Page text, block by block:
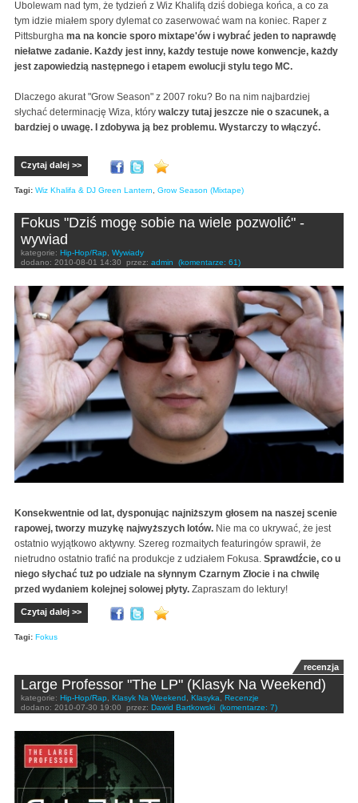
Ubolewam nad tym, że tydzień z Wiz Khalifą dziś dobiega końca, a co za
tym idzie miałem spory dylemat co zaserwować wam na koniec. Raper z
Pittsburgha ma na koncie sporo mixtape'ów i wybrać jeden to naprawdę
niełatwe zadanie. Każdy jest inny, każdy testuje nowe konwencje, każdy
jest zapowiedzią następnego i etapem ewolucji stylu tego MC.
Dlaczego akurat "Grow Season" z 2007 roku? Bo na nim najbardziej
słychać determinację Wiza, który walczy tutaj jeszcze nie o szacunek, a
bardziej o uwagę. I zdobywa ją bez problemu. Wystarczy to włączyć.
Czytaj dalej >>
Tagi: Wiz Khalifa & DJ Green Lantern Grow Season (Mixtape)
Fokus "Dziś mogę sobie na wiele pozwolić" -
wywiad
kategorie: Hip-Hop/Rap
Wywiady
dodano: 2010-08-01 14:30 przez: admin (komentarze: 61)
Konsekwentnie od lat, dysponując najniższym głosem na naszej scenie
rapowej, tworzy muzykę najwyższych lotów. Nie ma co ukrywać, że jest
ostatnio wyjątkowo aktywny. Szereg rozmaitych featuringów sprawił, że
nietrudno ostatnio trafić na produkcje z udziałem Fokusa. Sprawdźcie, co u
niego słychać tuż po udziale na słynnym Czarnym Złocie i na chwilę
przed wydaniem kolejnej solowej płyty. Zapraszam do lektury!
Czytaj dalej >>
Tagi: Fokus
recenzja
Large Professor "The LP" (Klasyk Na Weekend)
kategorie: Hip-Hop/Rap Klasyk Na Weekend Klasyka
Recenzje
dodano: 2010-07-30 19:00 przez: Dawid Bartkowski (komentarze: 7)